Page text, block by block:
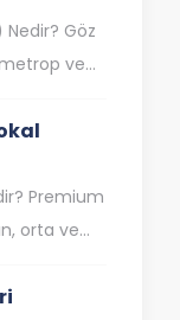
Nedir? Göz
ve
katarakt…
Premium
orta ve